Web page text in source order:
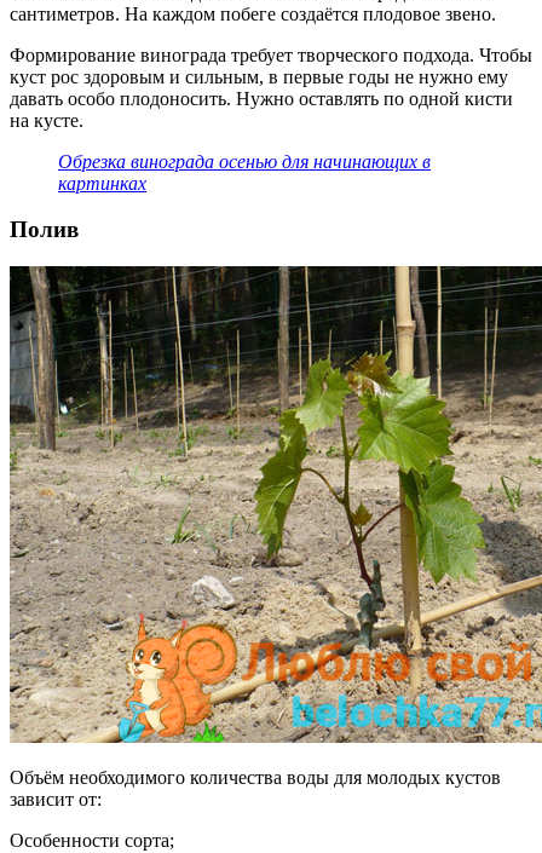
сантиметров. На каждом побеге создаётся плодовое звено.
Формирование винограда требует творческого подхода. Чтобы
куст рос здоровым и сильным, в первые годы не нужно ему
давать особо плодоносить. Нужно оставлять по одной кисти
на кусте.
Обрезка винограда осенью для начинающих в
картинках
Полив
Объём необходимого количества воды для молодых кустов
зависит от:
Особенности сорта;